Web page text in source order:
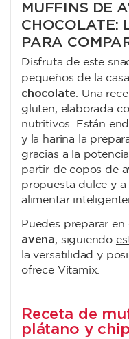
MUFFINS DE
CHOCOLATE:
PARA
Disfruta de este
pequeños de la
chocolate. Una
gluten, elaborada
nutritivos. Están
y la harina la
gracias a la
partir de copos de
propuesta dulce y a
alimentar
Puedes preparar en
avena, siguiendo
la versatilidad y
ofrece Vitamix.
Receta de
plátano y